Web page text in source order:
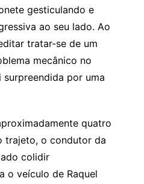
gesticulando e
ao seu lado. Ao
tratar-se de um
mecânico no
por uma
quatro
trajeto, o condutor da
colidir
o veículo de Raquel